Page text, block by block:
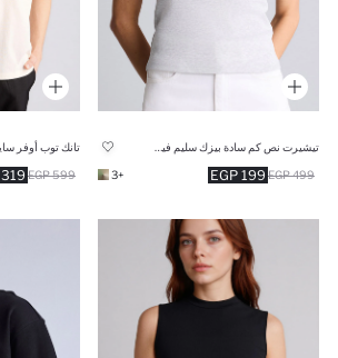
199 EGP 499 EGP
+3
319 EGP 599 EGP